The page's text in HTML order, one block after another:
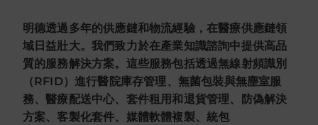
明德透過多年的供應鏈和物流經驗，在醫療供應鏈領
域日益壯大。我們致力於在產業知識諮詢中提供高品
質的服務解決方案。這些服務包括透過無線射頻識別
（RFID）進行醫院庫存管理、無菌包裝與無塵室服
務、醫療配送中心、套件租用和退貨管理、防偽解決
方案、客製化套件、媒體軟體複製、統包